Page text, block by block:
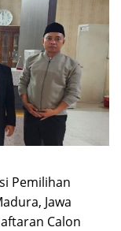
Pemilihan
Jawa
Calon